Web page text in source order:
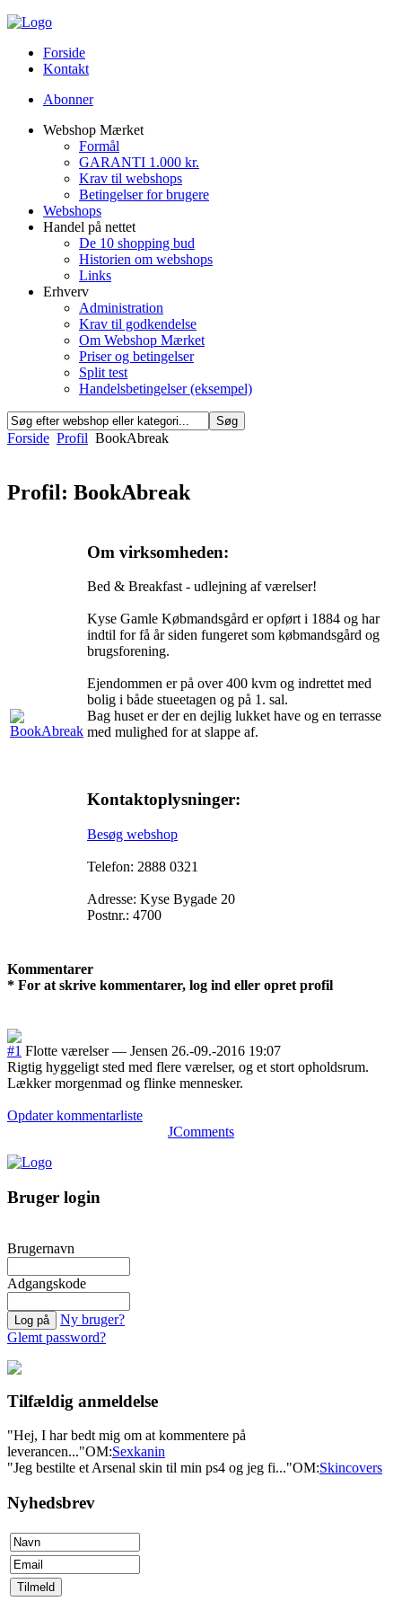
Forside
Kontakt
Abonner
Webshop Mærket
Formål
GARANTI 1.000 kr.
Krav til webshops
Betingelser for brugere
Webshops
Handel på nettet
De 10 shopping bud
Historien om webshops
Links
Erhverv
Administration
Krav til godkendelse
Om Webshop Mærket
Priser og betingelser
Split test
Handelsbetingelser (eksempel)
Forside Profil BookAbreak
Profil: BookAbreak
Om virksomheden:
Bed & Breakfast - udlejning af værelser!
Kyse Gamle Købmandsgård er opført i 1884 og har
indtil for få år siden fungeret som købmandsgård og
brugsforening.
Ejendommen er på over 400 kvm og indrettet med
bolig i både stueetagen og på 1. sal.
Bag huset er der en dejlig lukket have og en terrasse
med mulighed for at slappe af.
Kontaktoplysninger:
Besøg webshop
Telefon: 2888 0321
Adresse: Kyse Bygade 20
Postnr.: 4700
Kommentarer
* For at skrive kommentarer, log ind eller opret profil
#1 Flotte værelser— Jensen 26.-09.-2016 19:07
Rigtig hyggeligt sted med flere værelser, og et stort opholdsrum.
Lækker morgenmad og flinke mennesker.
Opdater kommentarliste
JComments
Bruger login
Brugernavn
Adgangskode
Ny bruger?
Glemt password?
Tilfældig anmeldelse
"Hej, I har bedt mig om at kommentere på
leverancen..."OM:Sexkanin
"Jeg bestilte et Arsenal skin til min ps4 og jeg fi..."OM:Skincovers
Nyhedsbrev